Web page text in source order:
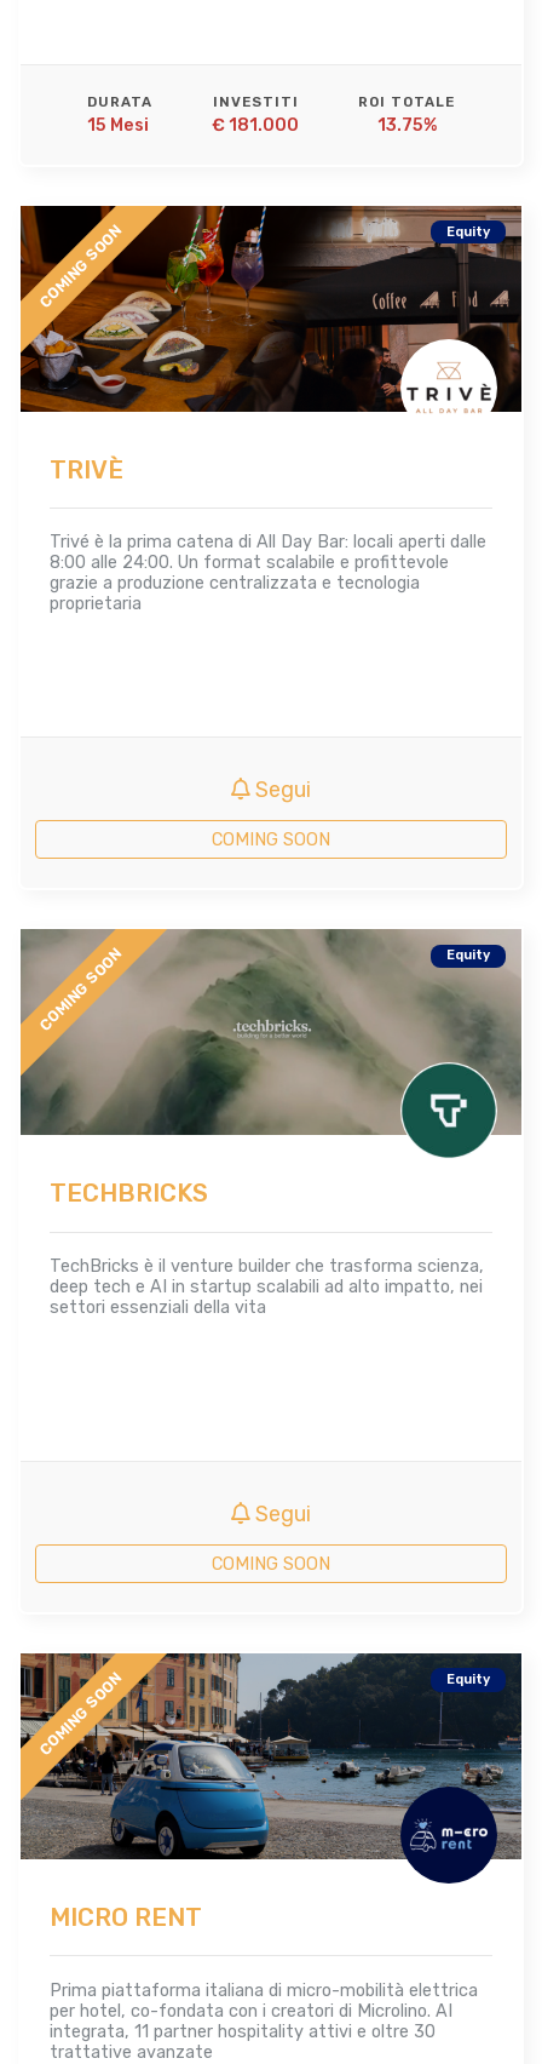
COMING SOON Equity
TRIVÈ
Trivé è la prima catena di All Day Bar: locali aperti dalle
8:00 alle 24:00. Un format scalabile e profittevole
grazie a produzione centralizzata e tecnologia
proprietaria
Segui
COMING SOON
COMING SOON Equity
TECHBRICKS
TechBricks è il venture builder che trasforma scienza,
deep tech e AI in startup scalabili ad alto impatto, nei
settori essenziali della vita
Segui
COMING SOON
COMING SOON Equity
MICRO RENT
Prima piattaforma italiana di micro-mobilità elettrica
per hotel, co-fondata con i creatori di Microlino. AI
integrata, 11 partner hospitality attivi e oltre 30
trattative avanzate
DURATA
15 Mesi
INVESTITI
€ 181.000
ROI TOTALE
13.75%